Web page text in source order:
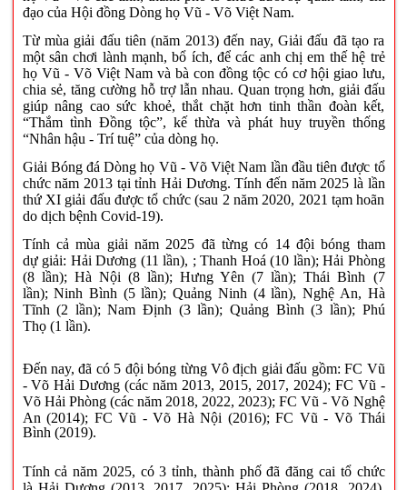
đạo của Hội đồng Dòng họ Vũ - Võ Việt Nam.
Từ mùa giải đấu tiên (năm 2013) đến nay, Giải đấu đã tạo ra
một sân chơi lành mạnh, bổ ích, để các anh chị em thế hệ trẻ
họ Vũ - Võ Việt Nam và bà con đồng tộc có cơ hội giao lưu,
chia sẻ, tăng cường hỗ trợ lẫn nhau. Quan trọng hơn, giải đấu
giúp nâng cao sức khoẻ, thắt chặt hơn tinh thần đoàn kết,
“Thắm tình Đồng tộc”, kế thừa và phát huy truyền thống
“Nhân hậu - Trí tuệ” của dòng họ.
Giải Bóng đá Dòng họ Vũ - Võ Việt Nam lần đầu tiên được tổ
chứcnăm 2013 tại tỉnh Hải Dương. Tính đến năm 2025 là lần
thứ XI giải đấu được tổ chức (sau 2 năm 2020, 2021 tạm hoãn
do dịch bệnh Covid-19).
Tính cảmùa giải năm 2025 đã từng có 14đội bóng tham
dự giải: Hải Dương (11 lần), ; Thanh Hoá (10 lần); Hải Phòng
(8 lần); Hà Nội (8lần); Hưng Yên (7 lần);Thái Bình (7
lần);Ninh Bình (5 lần); Quảng Ninh (4 lần), Nghệ An, Hà
Tĩnh (2 lần); Nam Định (3 lần); Quảng Bình (3 lần); Phú
Thọ(1 lần).
Đến nay, đã có 5 đội bóng từng Vô địch giải đấu gồm: FC Vũ
- Võ Hải Dương (các năm 2013, 2015, 2017, 2024); FC Vũ -
Võ Hải Phòng (các năm 2018, 2022, 2023);FC Vũ - Võ Nghệ
An (2014); FC Vũ - Võ Hà Nội (2016);FC Vũ - Võ Thái
Bình (2019).
Tính cả năm 2025, có 3 tỉnh, thành phố đã đăng cai tổ chức